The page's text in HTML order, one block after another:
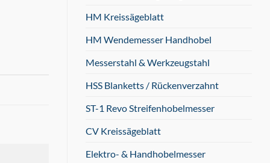
HM Kreissägeblatt
HM Wendemesser Handhobel
Messerstahl & Werkzeugstahl
HSS Blanketts / Rückenverzahnt
ST-1 Revo Streifenhobelmesser
CV Kreissägeblatt
Elektro- & Handhobelmesser